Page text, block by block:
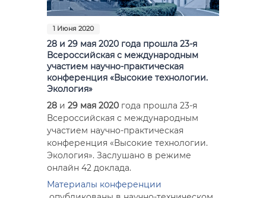
1 Июня 2020
28 и 29 мая 2020 года прошла 23-я
Всероссийская с международным
участием научно-практическая
конференция «Высокие технологии.
Экология»
28 и 29 мая 2020 года прошла 23-я
Всероссийская с международным
участием научно-практическая
конференция «Высокие технологии.
Экология». Заслушано в режиме
онлайн 42 доклада.
Материалы конференции